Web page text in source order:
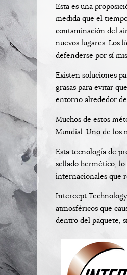
Esta es una
medida que el
contaminación del
nuevos lugares. Los
defenderse por sí
Existen soluciones
grasas para evitar
entorno alrededor
Muchos de estos
Mundial. Uno de los
Esta tecnología de
sellado hermético, lo
internacionales que
Intercept
atmosféricos que
dentro del paquete,